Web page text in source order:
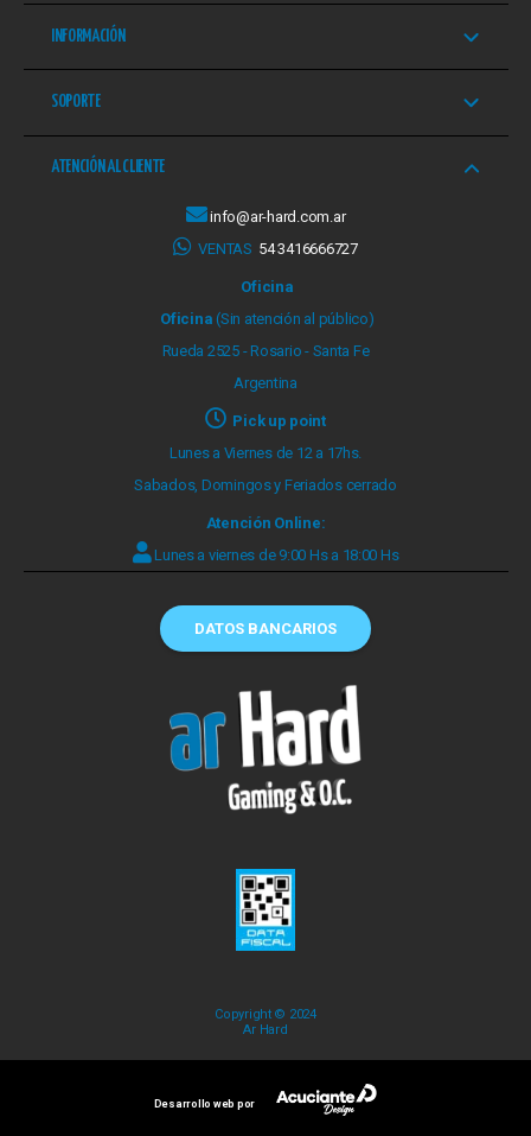
INFORMACIÓN
SOPORTE
ATENCIÓN AL CLIENTE
info@ar-hard.com.ar
VENTAS 54 3416666727
Oficina
Oficina (Sin atención al público)
Rueda 2525 - Rosario - Santa Fe
Argentina
Pick up point
Lunes a Viernes de 12 a 17hs.
Sabados, Domingos y Feriados cerrado
Atención Online:
Lunes a viernes de 9:00 Hs a 18:00 Hs
DATOS BANCARIOS
Copyright © 2024
Ar Hard
Desarrollo web por